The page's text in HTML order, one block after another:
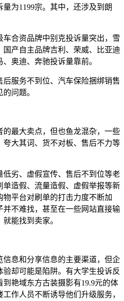
为1199宗。其中，还涉及到朗
合资品牌中别克投诉量突出，雪
产自主品牌吉利、荣威、比亚迪
奥迪、奔驰投诉量靠前。
后服务不到位、汽车保险捆绑销售
问题。
最大卖点，但也鱼龙混杂，一些
夸大其词、货不对板、售后不力等
低劣、虚假宣传、售后不到位等老
单造假、流量造假、虚假举报等新
平台对刷单的打击力度不断加
并不难找，甚至在一些网站直接输
能找到卖家。
息和分享信息的主要渠道，但企
却可能是陷阱。有大学生投诉反
艳域东方古装摄影有19.9元的体
作人员不断诱导他们升级服务，